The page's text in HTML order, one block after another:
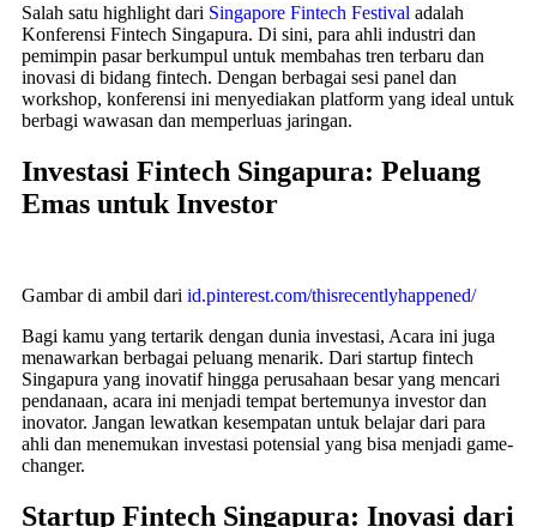
Salah satu highlight dari Singapore Fintech Festival adalah
Konferensi Fintech Singapura. Di sini, para ahli industri dan
pemimpin pasar berkumpul untuk membahas tren terbaru dan
inovasi di bidang fintech. Dengan berbagai sesi panel dan
workshop, konferensi ini menyediakan platform yang ideal untuk
berbagi wawasan dan memperluas jaringan.
Investasi Fintech Singapura: Peluang
Emas untuk Investor
Gambar di ambil dari id.pinterest.com/thisrecentlyhappened/
Bagi kamu yang tertarik dengan dunia investasi, Acara ini juga
menawarkan berbagai peluang menarik. Dari startup fintech
Singapura yang inovatif hingga perusahaan besar yang mencari
pendanaan, acara ini menjadi tempat bertemunya investor dan
inovator. Jangan lewatkan kesempatan untuk belajar dari para
ahli dan menemukan investasi potensial yang bisa menjadi game-
changer.
Startup Fintech Singapura: Inovasi dari